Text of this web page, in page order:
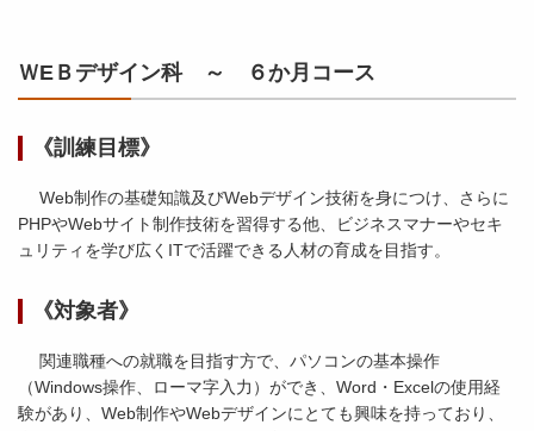
ＷEＢデザイン科 ～ ６か月コース
《訓練目標》
Web制作の基礎知識及びWebデザイン技術を身につけ、さらに
PHPやWebサイト制作技術を習得する他、ビジネスマナーやセキ
ュリティを学び広くITで活躍できる人材の育成を目指す。
《対象者》
関連職種への就職を目指す方で、パソコンの基本操作
（Windows操作、ローマ字入力）ができ、Word・Excelの使用経
験があり、Web制作やWebデザインにとても興味を持っており、